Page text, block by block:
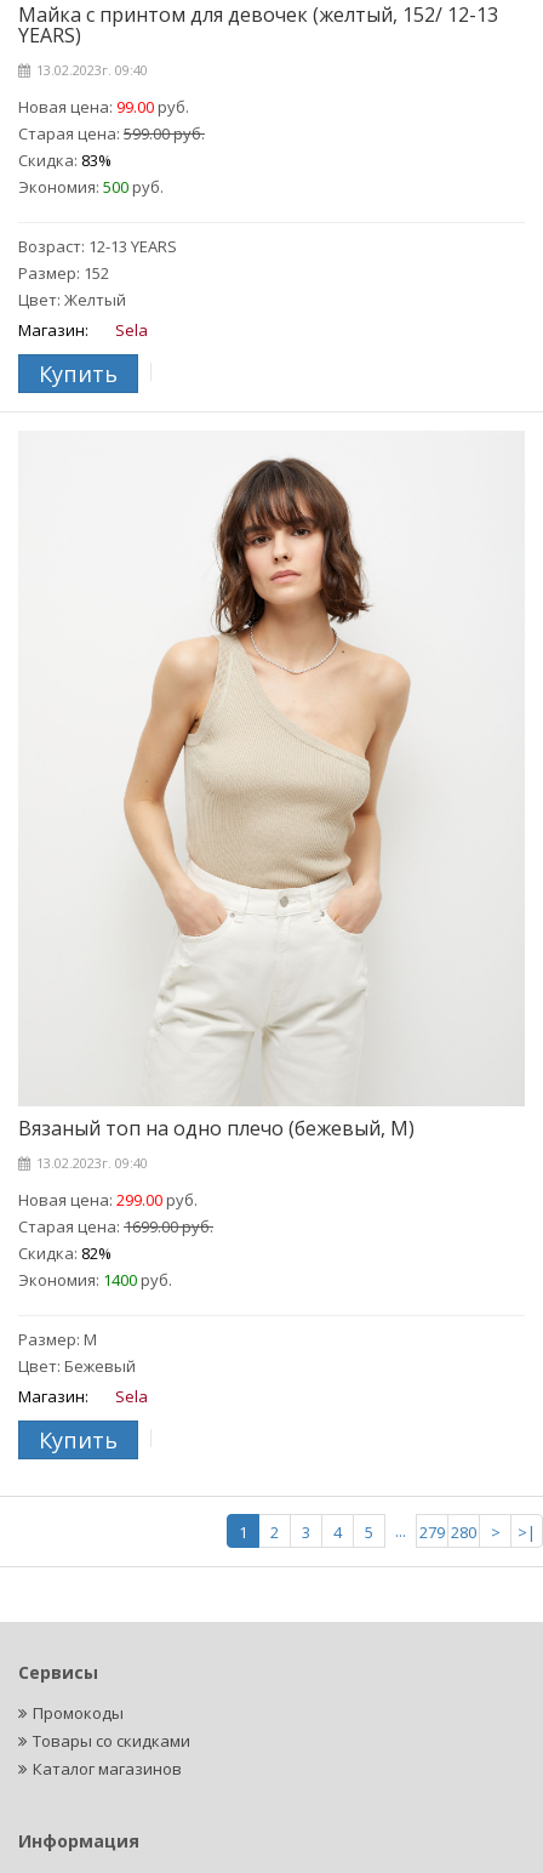
Майка с принтом для девочек (желтый, 152/ 12-13
YEARS)
13.02.2023г. 09:40
Новая цена: 99.00руб.
Старая цена: 599.00 руб.
Скидка: 83%
Экономия: 500руб.
Возраст: 12-13 YEARS
Размер: 152
Цвет: Желтый
Магазин:
Sela
Купить
Вязаный топ на одно плечо (бежевый, M)
13.02.2023г. 09:40
Новая цена: 299.00руб.
Старая цена: 1699.00 руб.
Скидка: 82%
Экономия: 1400руб.
Размер: M
Цвет: Бежевый
Магазин:
Sela
Купить
1 2 3 4 5 ... 279 280 > >|
Сервисы
Промокоды
Товары со скидками
Каталог магазинов
Информация